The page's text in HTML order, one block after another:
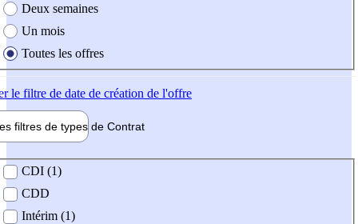
Deux semaines
Un mois
Toutes les offres
le filtre de date de création de l'offre
filtres de types de Contrat
contrat
CDI (1)
CDD
Intérim (1)